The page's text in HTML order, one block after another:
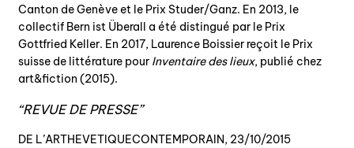
Canton de Genève et le Prix Studer/Ganz. En 2013, le
collectif Bern ist Überall a été distingué par le Prix
Gottfried Keller. En 2017, Laurence Boissier reçoit le Prix
suisse de littérature pour Inventaire des lieux, publié chez
art&fiction (2015).
REVUE DE PRESSE
DE L’ARTHEVETIQUECONTEMPORAIN, 23/10/2015